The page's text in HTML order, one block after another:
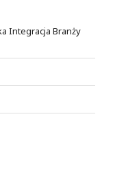
Integracja Branży